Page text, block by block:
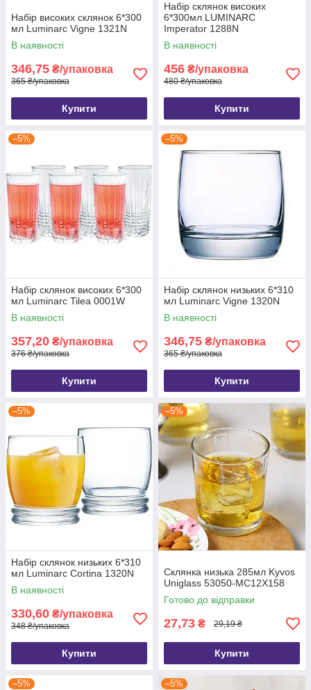
Набір високих склянок 6*300
мл Luminarc Vigne 1321N
В наявності
346,75 ₴/упаковка
365 ₴/упаковка
Купити
Набір склянок високих
6*300мл LUMINARC
Imperator 1288N
В наявності
456 ₴/упаковка
480 ₴/упаковка
Купити
–5%
Набір склянок високих 6*300
мл Luminarc Tilea 0001W
В наявності
357,20 ₴/упаковка
376 ₴/упаковка
Купити
–5%
Набір склянок низьких 6*310
мл Luminarc Vigne 1320N
В наявності
346,75 ₴/упаковка
365 ₴/упаковка
Купити
–5%
Набір склянок низьких 6*310
мл Luminarc Cortina 1320N
В наявності
330,60 ₴/упаковка
348 ₴/упаковка
Купити
–5%
Склянка низька 285мл Kyvos
Uniglass 53050-MC12Х158
Готово до відправки
27,73 ₴ 29,19 ₴
Купити
–5% –5%